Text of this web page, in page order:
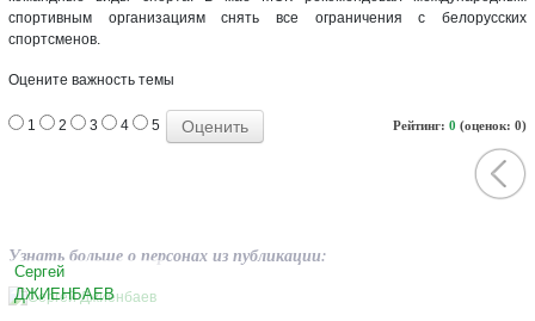
спортивным организациям снять все ограничения с белорусских
спортсменов.
Оцените важность темы
Рейтинг: 0 (оценок: 0)
1 2 3 4 5
Узнать больше о персонах из публикации:
Сергей
ДЖИЕНБАЕВ